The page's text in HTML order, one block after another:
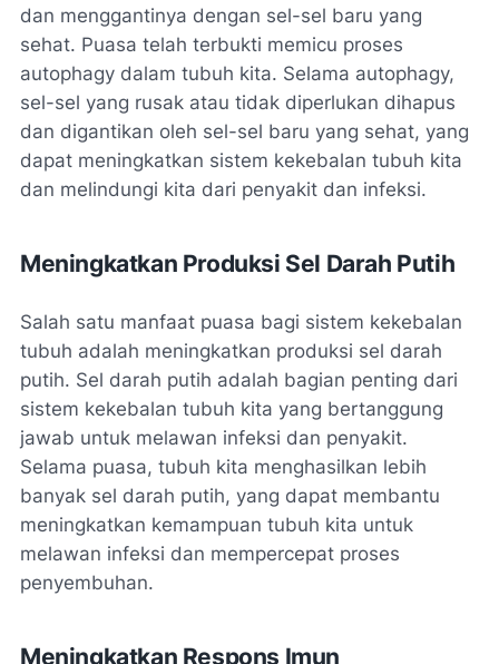
dan menggantinya dengan sel-sel baru yang
sehat. Puasa telah terbukti memicu proses
autophagy dalam tubuh kita. Selama autophagy,
sel-sel yang rusak atau tidak diperlukan dihapus
dan digantikan oleh sel-sel baru yang sehat, yang
dapat meningkatkan sistem kekebalan tubuh kita
dan melindungi kita dari penyakit dan infeksi.
Meningkatkan Produksi Sel Darah Putih
Salah satu manfaat puasa bagi sistem kekebalan
tubuh adalah meningkatkan produksi sel darah
putih. Sel darah putih adalah bagian penting dari
sistem kekebalan tubuh kita yang bertanggung
jawab untuk melawan infeksi dan penyakit.
Selama puasa, tubuh kita menghasilkan lebih
banyak sel darah putih, yang dapat membantu
meningkatkan kemampuan tubuh kita untuk
melawan infeksi dan mempercepat proses
penyembuhan.
Meningkatkan Respons Imun